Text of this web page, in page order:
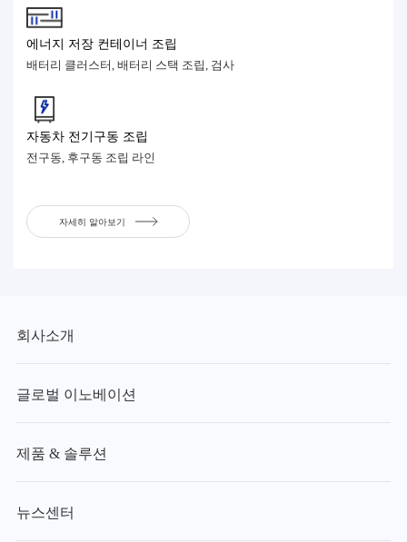
에너지 저장 컨테이너 조립
배터리 클러스터, 배터리 스택 조립, 검사
자동차 전기구동 조립
전구동, 후구동 조립 라인
자세히 알아보기
회사소개
글로벌 이노베이션
제품 & 솔루션
뉴스센터